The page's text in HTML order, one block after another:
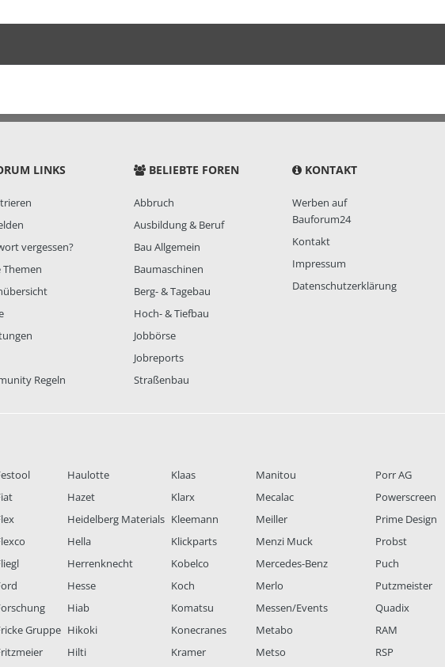
LINKS
vergessen?
Themen
Regeln
BELIEBTE FOREN
Abbruch
Ausbildung & Beruf
Bau Allgemein
Baumaschinen
Berg- & Tagebau
Hoch- & Tiefbau
Jobbörse
Jobreports
Straßenbau
KONTAKT
Werben auf
Bauforum24
Kontakt
Impressum
Datenschutzerklärung
Gruppe
Haulotte
Hazet
Heidelberg Materials
Hella
Herrenknecht
Hesse
Hiab
Hikoki
Hilti
Klaas
Klarx
Kleemann
Klickparts
Kobelco
Koch
Komatsu
Konecranes
Kramer
Manitou
Mecalac
Meiller
Menzi Muck
Mercedes-Benz
Merlo
Messen/Events
Metabo
Metso
Porr AG
Powerscreen
Prime Design
Probst
Puch
Putzmeister
Quadix
RAM
RSP